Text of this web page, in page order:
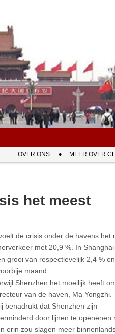
OVER ONS MEER OVER
het meest
de crisis onder de havens het
met 20,9 %. In Shanghai
groei van respectievelijk 2,4 % en
maand.
Shenzhen het moeilijk heeft
van de haven, Ma Yongzhi.
benadrukt dat Shenzhen zijn
door lijnen te openenen
erin zou slagen meer